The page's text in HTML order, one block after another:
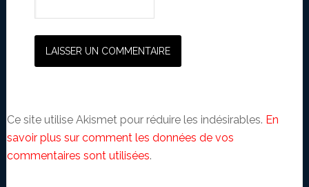
Ce site utilise Akismet pour réduire les indésirables. En
savoir plus sur comment les données de vos
commentaires sont utilisées.